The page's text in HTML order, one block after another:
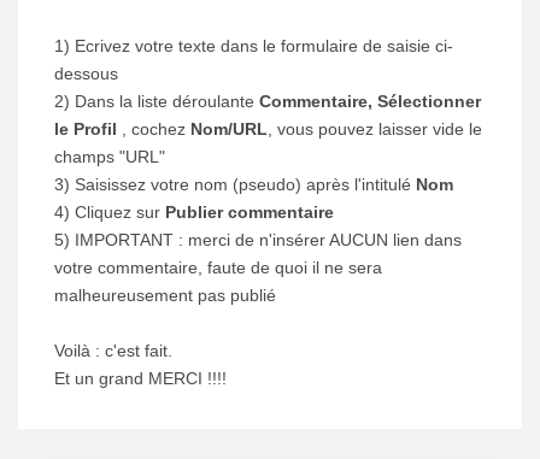
1) Ecrivez votre texte dans le formulaire de saisie ci-
dessous
2) Dans la liste déroulante Commentaire, Sélectionner
le Profil
, cochez Nom/URL , vous pouvez laisser vide le
champs "URL"
3) Saisissez votre nom (pseudo) après l'intitulé Nom
4) Cliquez sur Publier commentaire
5) IMPORTANT : merci de n'insérer AUCUN lien dans
votre commentaire, faute de quoi il ne sera
malheureusement pas publié
Voilà : c'est fait.
Et un grand MERCI !!!!